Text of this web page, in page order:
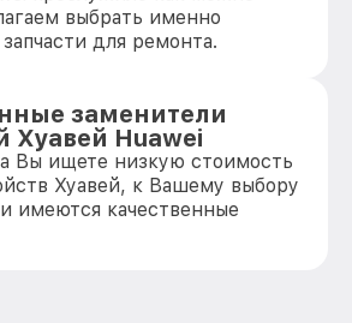
выбрать именно
для ремонта.
заменители
Хуавей Huawei
Вы ищете низкую стоимость
Хуавей, к Вашему выбору
имеются качественные